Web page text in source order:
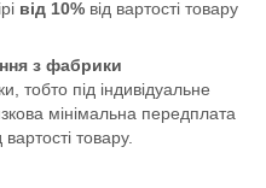
від 10% від вартості товару
з фабрики
тобто під індивідуальне
мінімальна передплата
товару.